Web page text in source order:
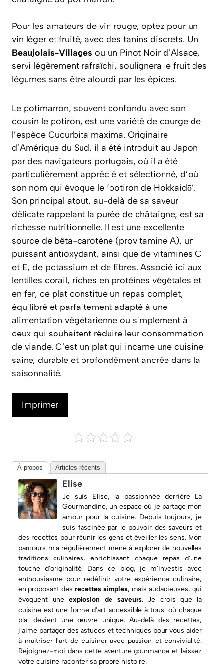
Pour les amateurs de vin rouge, optez pour un
vin léger et fruité, avec des tanins discrets. Un
Beaujolais-Villages ou un Pinot Noir d’Alsace,
servi légèrement rafraîchi, soulignera le fruit des
légumes sans être alourdi par les épices.
Le potimarron, souvent confondu avec son
cousin le potiron, est une variété de courge de
l’espèce Cucurbita maxima. Originaire
d’Amérique du Sud, il a été introduit au Japon
par des navigateurs portugais, où il a été
particulièrement apprécié et sélectionné, d’où
son nom qui évoque le ‘potiron de Hokkaidō’.
Son principal atout, au-delà de sa saveur
délicate rappelant la purée de châtaigne, est sa
richesse nutritionnelle. Il est une excellente
source de bêta-carotène (provitamine A), un
puissant antioxydant, ainsi que de vitamines C
et E, de potassium et de fibres. Associé ici aux
lentilles corail, riches en protéines végétales et
en fer, ce plat constitue un repas complet,
équilibré et parfaitement adapté à une
alimentation végétarienne ou simplement à
ceux qui souhaitent réduire leur consommation
de viande. C’est un plat qui incarne une cuisine
saine, durable et profondément ancrée dans la
saisonnalité.
Imprimer
À propos Articles récents
Elise
Je suis Elise, la passionnée derrière La
Gourmandine, un espace où je partage mon
amour pour la cuisine. Depuis toujours, je
suis fascinée par le pouvoir des saveurs et
des recettes pour réunir les gens et éveiller les sens. Mon
parcours m'a régulièrement mené à explorer de nouvelles
traditions culinaires, enrichissant chaque repas d'une
touche d'originalité. Dans ce blog, je m'investis avec
enthousiasme pour redéfinir votre expérience culinaire,
en proposant des recettes simples, mais audacieuses, qui
évoquent uneexplosion de saveurs. Je crois que la
cuisine est une forme d'art accessible à tous, où chaque
plat devient une œuvre unique. Au-delà des recettes,
j'aime partager des astuces et techniques pour vous aider
à maîtriser l'art de cuisiner avec passion et convivialité.
Rejoignez-moi dans cette aventure gourmande et laissez
votre cuisine raconter sa propre histoire.